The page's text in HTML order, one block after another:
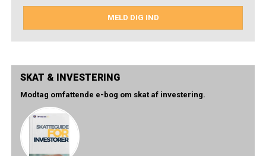
MELD DIG IND
SKAT & INVESTERING
Modtag omfattende e-bog om skat af investering.